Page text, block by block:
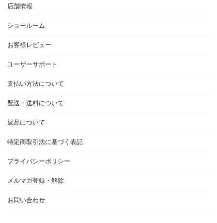
店舗情報
ショールーム
お客様レビュー
ユーザーサポート
支払い方法について
配送・送料について
返品について
特定商取引法に基づく表記
プライバシーポリシー
メルマガ登録・解除
お問い合わせ